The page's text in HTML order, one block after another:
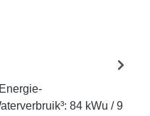
84 kWu / 9